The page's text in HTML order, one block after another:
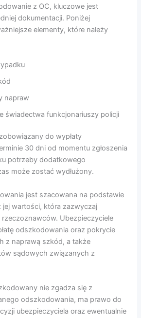
z OC, kluczowe jest
dokumentacji. Poniżej
elementy, które należy
napraw
świadectwa funkcjonariuszy policji
do wypłaty
30 dni od momentu zgłoszenia
potrzeby dodatkowego
może zostać wydłużony.
jest szacowana na podstawie
jej wartości, która zazwyczaj
Ubezpieczyciele
odszkodowania oraz pokrycie
z naprawą szkód, a także
sądowych związanych z
nie zgadza się z
odszkodowania, ma prawo do
ubezpieczyciela oraz ewentualnie